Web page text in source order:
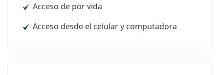
Acceso de por vida
Acceso desde el celular y computadora